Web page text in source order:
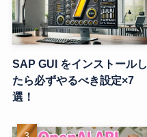
SAP GUI をインストールし
たら必ずやるべき設定×7
選！